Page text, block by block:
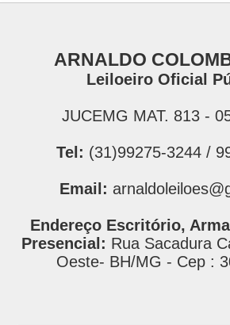
ARNALDO
Leiloeiro Oficial
JUCEMG MAT. 813 -
Tel: (31)99275-3244 /
Email:
Endereço Escritório,
Presencial: Rua Sacadura
Oeste- BH/MG - Cep :